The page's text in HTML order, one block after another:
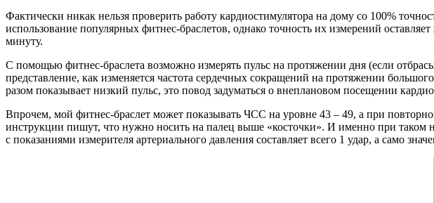
Фактически никак нельзя проверить работу кардиостимулятора на дому со 100%
использование популярных фитнес-браслетов, однако точность их измерений
минуту.
С помощью фитнес-браслета возможно измерять пульс на протяжении дня (если
представление, как изменяется частота сердечных сокращений на протяжении
разом показывает низкий пульс, это повод задуматься о внеплановом посещении
Впрочем, мой фитнес-браслет может показывать ЧСС на уровне 43 – 49, а при
инструкции пишут, что нужно носить на палец выше «косточки». И именно при таком
с показаниями измерителя артериального давления составляет всего 1 удар, а само